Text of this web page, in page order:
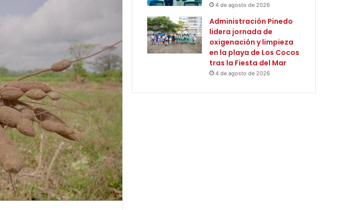
4 de agosto de 2026
Administración Pinedo
lidera jornada de
oxigenación y limpieza
en la playa de Los Cocos
tras la Fiesta del Mar
4 de agosto de 2026